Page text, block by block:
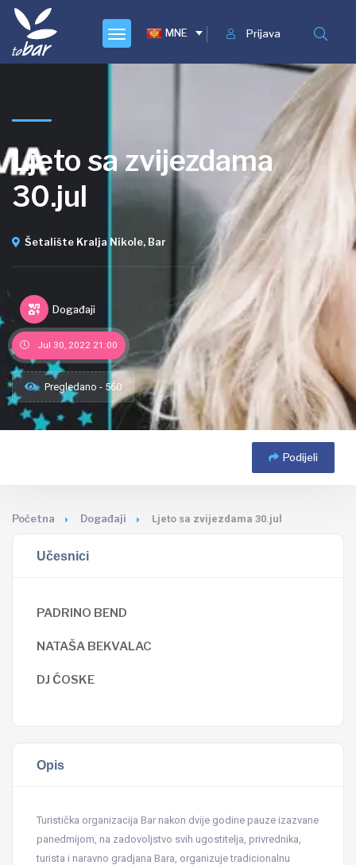
Prijava
MNE
Ljeto sa zvijezdama
30.jul
Šetalište Kralja Nikole, Bar
Događaji
Jul 30, 2022 21:00
Pregledano - 560
Podijeli
Početna Događaji Ljeto sa zvijezdama 30.jul
Učesnici
PADRINO BEND
NATAŠA BEKVALAC
DJ ĆOSKE
Opis
Turistička organizacija Bar nakon dvije godine pauze izazvane
panedmijom, na zadovoljstvo svih ugostitelja, privrednika,
turista i naravno gradjana Bara, organizuje tradicionalnu